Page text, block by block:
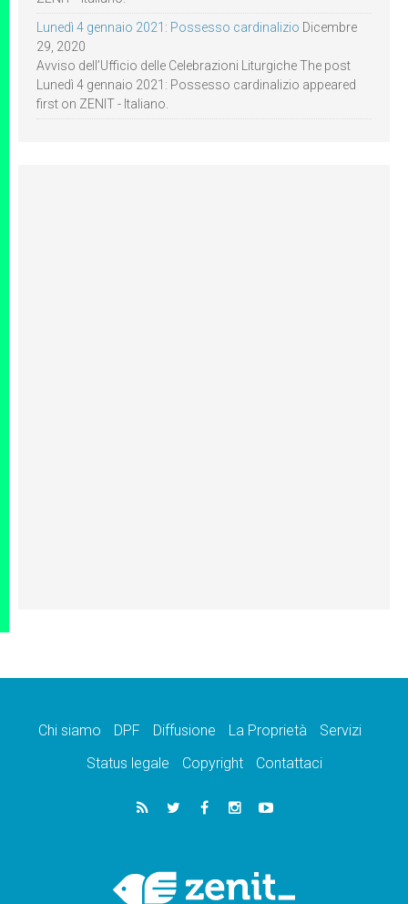
Lunedì 4 gennaio 2021: Possesso cardinalizio Dicembre
29, 2020
Avviso dell’Ufficio delle Celebrazioni Liturgiche The post
Lunedì 4 gennaio 2021: Possesso cardinalizio appeared
first on ZENIT - Italiano.
Chi siamo DPF Diffusione La Proprietà
Servizi
Status legale
Copyright Contattaci